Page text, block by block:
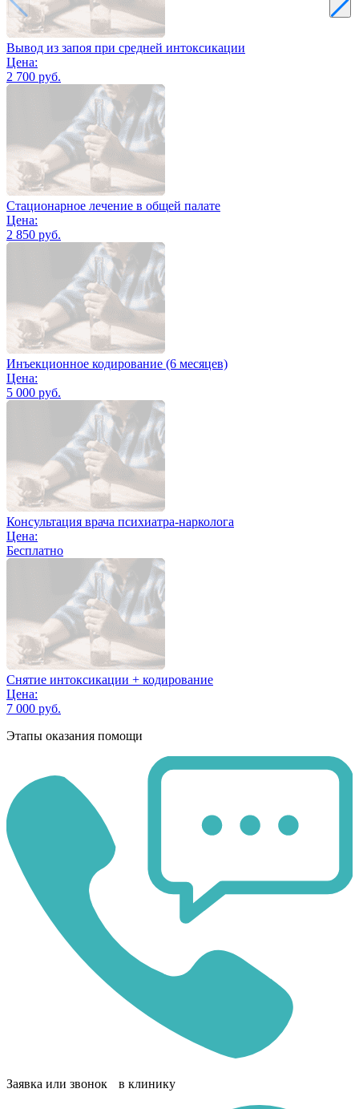
Вывод из запоя при средней интоксикации
Цена:
2 700 руб.
Стационарное лечение в общей палате
Цена:
2 850 руб.
Инъекционное кодирование (6 месяцев)
Цена:
5 000 руб.
Консультация врача психиатра-нарколога
Цена:
Бесплатно
Снятие интоксикации + кодирование
Цена:
7 000 руб.
Этапы оказания помощи
Заявка или звонок в клинику